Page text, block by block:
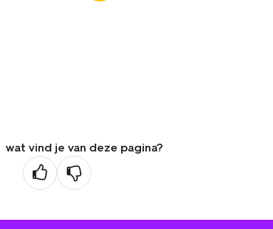
wat vind je van deze pagina?